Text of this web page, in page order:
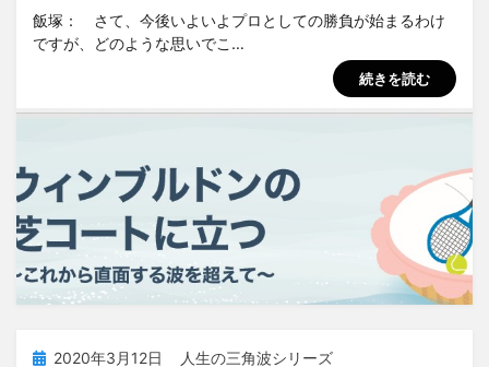
投稿者tsuchiya
飯塚： さて、今後いよいよプロとしての勝負が始まるわけ
ですが、どのような思いでこ…
続きを読む
投 2020年3月12日 人生の三角波シリーズ